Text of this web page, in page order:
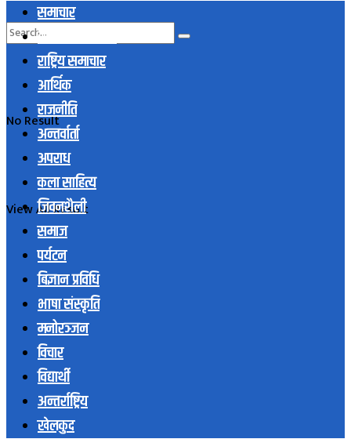
No Result
View All Result
समाचार
स्थानिय समाचार
राष्ट्रिय समाचार
आर्थिक
राजनीति
अन्तर्वार्ता
अपराध
कला साहित्य
जिवनशैली
समाज
पर्यटन
बिज्ञान प्रविधि
भाषा संस्कृति
मनोरञ्जन
विचार
विद्यार्थी
अन्तर्राष्ट्रिय
खेलकुद